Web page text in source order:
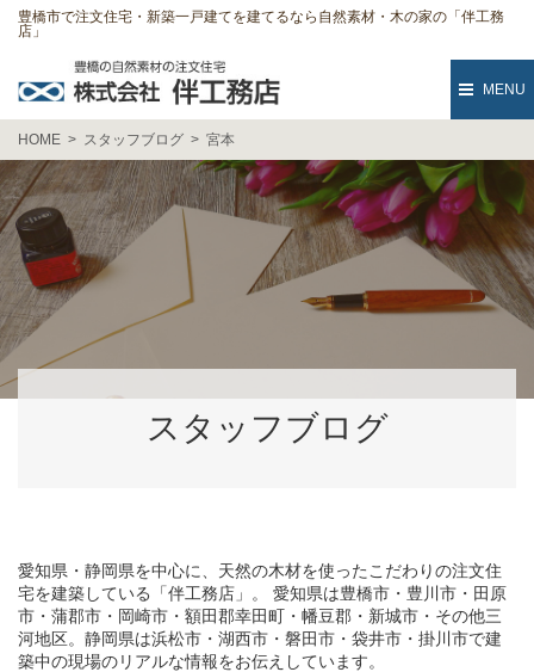
豊橋市で注文住宅・新築一戸建てを建てるなら自然素材・木の家の「伴工務
店」
MENU
HOME スタッフブログ 宮本
スタッフブログ
愛知県・静岡県を中心に、天然の木材を使ったこだわりの注文住
宅を建築している「伴工務店」。 愛知県は豊橋市・豊川市・田原
市・蒲郡市・岡崎市・額田郡幸田町・幡豆郡・新城市・その他三
河地区。静岡県は浜松市・湖西市・磐田市・袋井市・掛川市で建
築中の現場のリアルな情報をお伝えしています。